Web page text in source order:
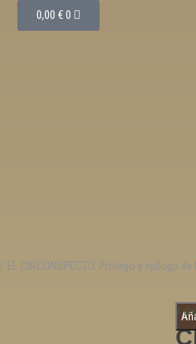
0,00 €0
/ EL CIRCUNSPECTO. Prólogo y epílogo
1